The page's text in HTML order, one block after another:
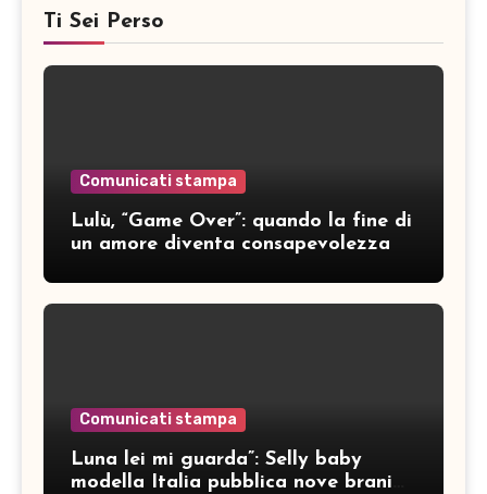
Ti Sei Perso
Comunicati stampa
Lulù, “Game Over”: quando la fine di
un amore diventa consapevolezza
Comunicati stampa
Luna lei mi guarda”: Selly baby
modella Italia pubblica nove brani